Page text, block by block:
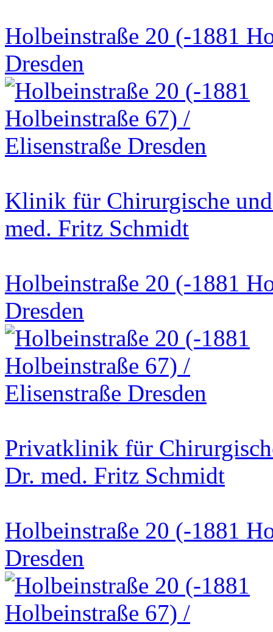
Holbeinstraße 20 (-1881
Dresden
Klinik für Chirurgische
med. Fritz Schmidt
Holbeinstraße 20 (-1881
Dresden
Privatklinik für
Dr. med. Fritz Schmidt
Holbeinstraße 20 (-1881
Dresden